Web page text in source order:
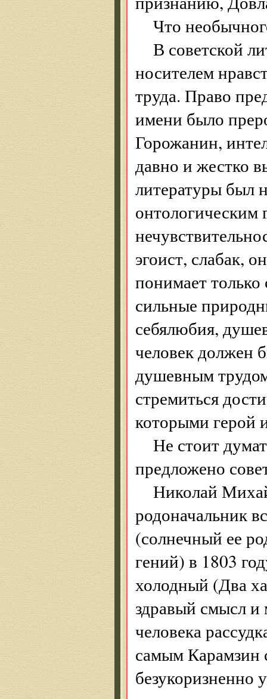
Что
В советской
носителем
труда. Право
имени было
Горожанин,
давно и жестко
литературы был
онтологическим
эгоист, слабак,
понимает
сильные
себялюбия,
человек должен
душевным
стремиться
которыми герой
Не стоит
предложено
Николай
родоначальник
(солнечный ее
гений) в 1803
холодный (Два
здравый смысл и
человека
самым Карамзин
безукоризненно